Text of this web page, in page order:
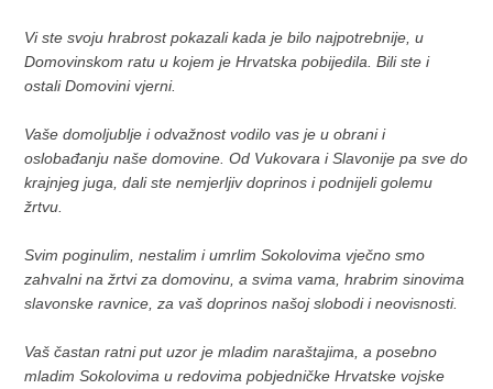
Vi ste svoju hrabrost pokazali kada je bilo najpotrebnije, u
Domovinskom ratu u kojem je Hrvatska pobijedila. Bili ste i
ostali Domovini vjerni.
Vaše domoljublje i odvažnost vodilo vas je u obrani i
oslobađanju naše domovine. Od Vukovara i Slavonije pa sve do
krajnjeg juga, dali ste nemjerljiv doprinos i podnijeli golemu
žrtvu.
Svim poginulim, nestalim i umrlim Sokolovima vječno smo
zahvalni na žrtvi za domovinu, a svima vama, hrabrim sinovima
slavonske ravnice, za vaš doprinos našoj slobodi i neovisnosti.
Vaš častan ratni put uzor je mladim naraštajima, a posebno
mladim Sokolovima u redovima pobjedničke Hrvatske vojske